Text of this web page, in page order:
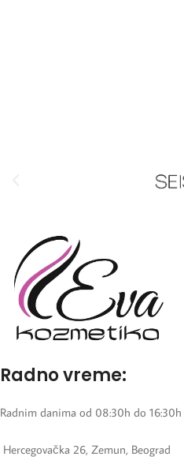
Radno vreme:
Radnim danima od 08:30h do 16:30h
Hercegovačka 26, Zemun, Beograd